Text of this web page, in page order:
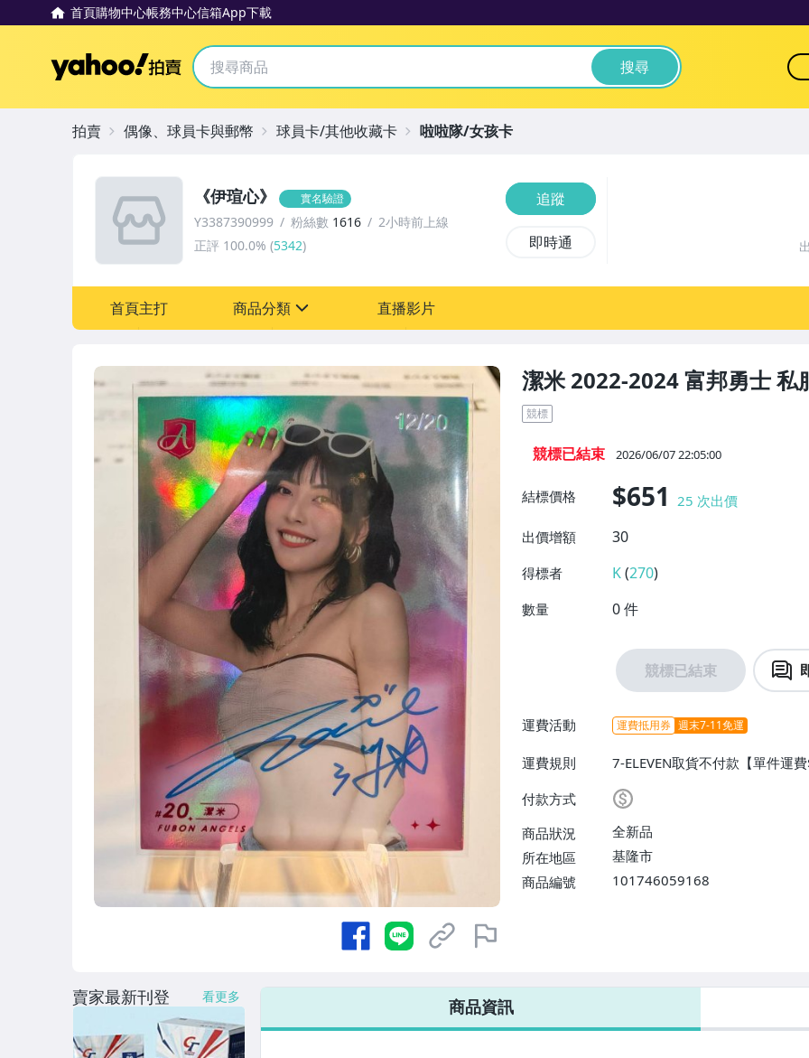
首頁購物中心帳務中心信箱App下載
Yahoo拍賣 搜尋
潔米 2022-2024 富邦勇士 私
競標
競標已結束 2026/06/07 22:05:00
結標價格 $651 25 次出價
出價增額
30
得標者 K (270)
數量 0件
競標已結束
運費活動 運費抵用券 週末7-11免運
運費規則
7-ELEVEN取貨不付款【單件運
費滿$20000免運費】
付款方式
商品狀況
全新品
所在地區
基隆市
商品編號
101746059168
《伊瑄心》 實名驗證
Y3387390999 粉絲數 1616
2小時前上線
正評 100.0% (5342)
追蹤
即時通
首頁主打 商品分類
玩具、模型與公仔
偶像、球員卡與郵幣
男性精品與服飾
女裝與服飾配件
運動、戶外與休閒
直播影片
拍賣 偶像、球員卡與郵幣 球員卡/其他收藏卡 啦啦隊/女孩卡
商品資訊
賣家最新刊登 看更多